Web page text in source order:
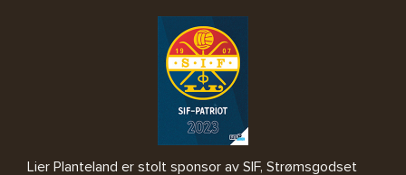
Lier Planteland er stolt sponsor av SIF, Strømsgodset